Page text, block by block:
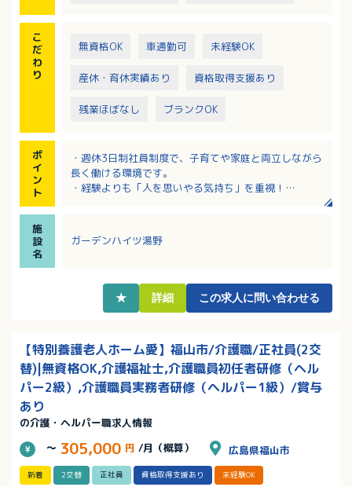
こ
だ
わ
り
無資格OK 車通勤可 未経験OK
産休・育休実績あり 資格取得支援あり
残業ほぼなし ブランクOK
ポ
イ
ン
ト
・週休3日制社員制度で、子育てや家庭と両立しながら
長く働ける環境です。
・経験よりも「人を思いやる気持ち」を重視！
ます！
・学校行事や子供の病気等の突発的な休暇等の相談可
施
設
名
ガーデンハイツ湯野
★ 詳細 この求人に問い合わせる
【特別養護老人ホーム愛】福山市/介護職/正社員(2交
替)|無資格OK,介護福祉士,介護職員初任者研修（ヘル
パー2級）,介護職員実務者研修（ヘルパー1級）/賞与
あり
の介護・ヘルパー職求人情報
～ 305,000 円 /月（概算） 広島県福山市
新着 2交替 正社員 資格取得支援あり 未経験OK